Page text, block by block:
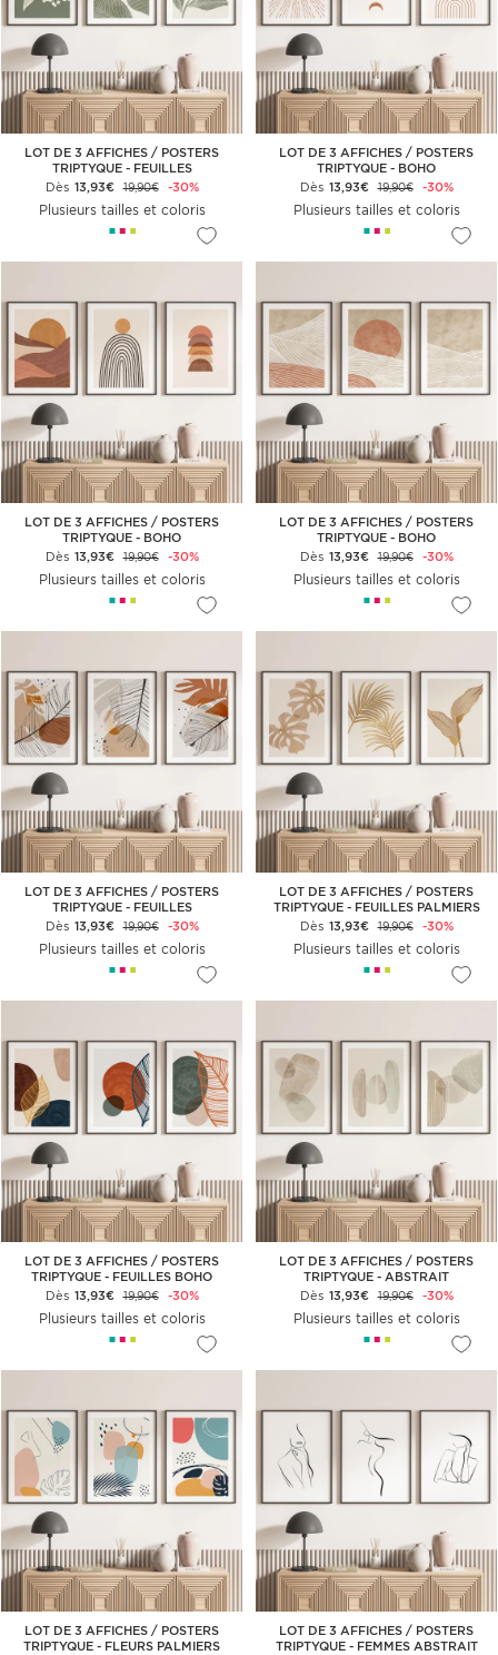
LOT DE 3 AFFICHES / POSTERS
TRIPTYQUE - FEUILLES
Dès 13,93€ 19,90€ -30%
Plusieurs tailles et coloris
LOT DE 3 AFFICHES / POSTERS
TRIPTYQUE - BOHO
Dès 13,93€ 19,90€ -30%
Plusieurs tailles et coloris
LOT DE 3 AFFICHES / POSTERS
TRIPTYQUE - BOHO
Dès 13,93€ 19,90€ -30%
Plusieurs tailles et coloris
LOT DE 3 AFFICHES / POSTERS
TRIPTYQUE - BOHO
Dès 13,93€ 19,90€ -30%
Plusieurs tailles et coloris
LOT DE 3 AFFICHES / POSTERS
TRIPTYQUE - FEUILLES
Dès 13,93€ 19,90€ -30%
Plusieurs tailles et coloris
LOT DE 3 AFFICHES / POSTERS
TRIPTYQUE - FEUILLES PALMIERS
Dès 13,93€ 19,90€ -30%
Plusieurs tailles et coloris
LOT DE 3 AFFICHES / POSTERS
TRIPTYQUE - FEUILLES BOHO
Dès 13,93€ 19,90€ -30%
Plusieurs tailles et coloris
LOT DE 3 AFFICHES / POSTERS
TRIPTYQUE - ABSTRAIT
Dès 13,93€ 19,90€ -30%
Plusieurs tailles et coloris
LOT DE 3 AFFICHES / POSTERS
TRIPTYQUE - FLEURS PALMIERS
LOT DE 3 AFFICHES / POSTERS
TRIPTYQUE - FEMMES ABSTRAIT